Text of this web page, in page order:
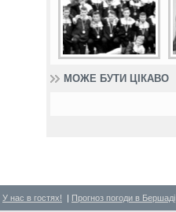
МОЖЕ БУТИ ЦІКАВО
У нас в гостях! | Прогноз погоди в Бершаді